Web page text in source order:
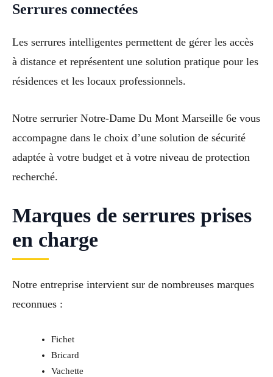
Serrures connectées
Les serrures intelligentes permettent de gérer les accès
à distance et représentent une solution pratique pour les
résidences et les locaux professionnels.
Notre serrurier Notre-Dame Du Mont Marseille 6e vous
accompagne dans le choix d’une solution de sécurité
adaptée à votre budget et à votre niveau de protection
recherché.
Marques de serrures prises
en charge
Notre entreprise intervient sur de nombreuses marques
reconnues :
Fichet
Bricard
Vachette